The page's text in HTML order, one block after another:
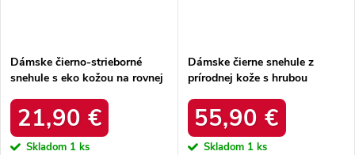
Dámske čierno-strieborné
snehule s eko kožou na rovnej
34586 SREBRNY
21,90 €
Skladom 1 ks
Dámske čierne snehule z
prírodnej kože s hrubou
produktu OO274A206
55,90 €
Skladom 1 ks